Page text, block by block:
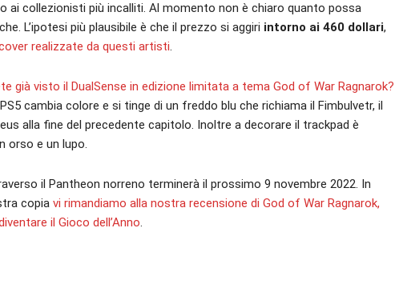
ai collezionisti più incalliti. Al momento non è chiaro quanto possa
L’ipotesi più plausibile è che il prezzo si aggiri intorno ai 460 dollari,
realizzate da questi artisti.
già visto il DualSense in edizione limitata a tema God of War Ragnarok?
cambia colore e si tinge di un freddo blu che richiama il Fimbulvetr, il
alla fine del precedente capitolo. Inoltre a decorare il trackpad è
orso e un lupo.
il Pantheon norreno terminerà il prossimo 9 novembre 2022. In
copia vi rimandiamo alla nostra recensione di God of War Ragnarok,
il Gioco dell’Anno.